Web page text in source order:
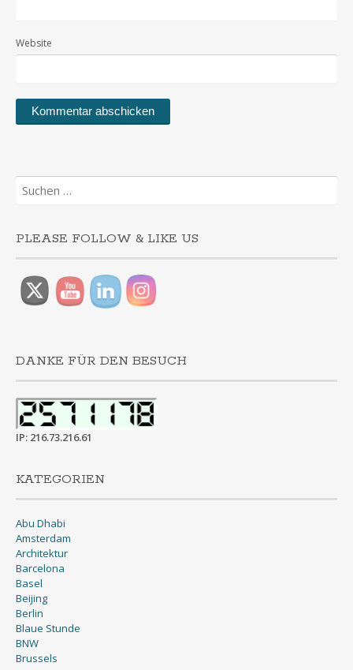
Website
Suchen
nach:
PLEASE FOLLOW & LIKE US
DANKE FÜR DEN BESUCH
IP: 216.73.216.61
KATEGORIEN
Abu Dhabi
Amsterdam
Architektur
Barcelona
Basel
Beijing
Berlin
Blaue Stunde
BNW
Brussels